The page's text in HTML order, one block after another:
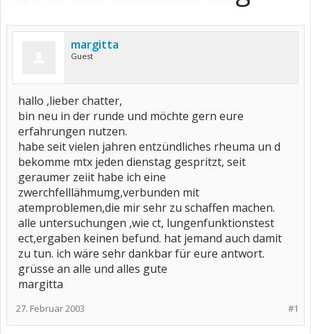
margitta
Guest
hallo ,lieber chatter,
bin neu in der runde und möchte gern eure
erfahrungen nutzen.
habe seit vielen jahren entzündliches rheuma un d
bekomme mtx jeden dienstag gespritzt, seit
geraumer zeiit habe ich eine
zwerchfelllähmumg,verbunden mit
atemproblemen,die mir sehr zu schaffen machen.
alle untersuchungen ,wie ct, lungenfunktionstest
ect,ergaben keinen befund. hat jemand auch damit
zu tun. ich wäre sehr dankbar für eure antwort.
grüsse an alle und alles gute
margitta
#1
27. Februar 2003